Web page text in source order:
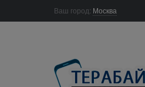
Ваш город: Москва